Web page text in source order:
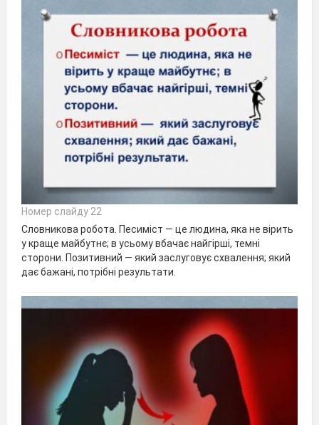
Номер слайду 22
Словникова робота. Песиміст — це людина, яка не вірить
у краще майбутнє; в усьому вбачає найгірші, темні
сторони. Позитивний — який заслуговує схвалення; який
дає бажані, потрібні результати.